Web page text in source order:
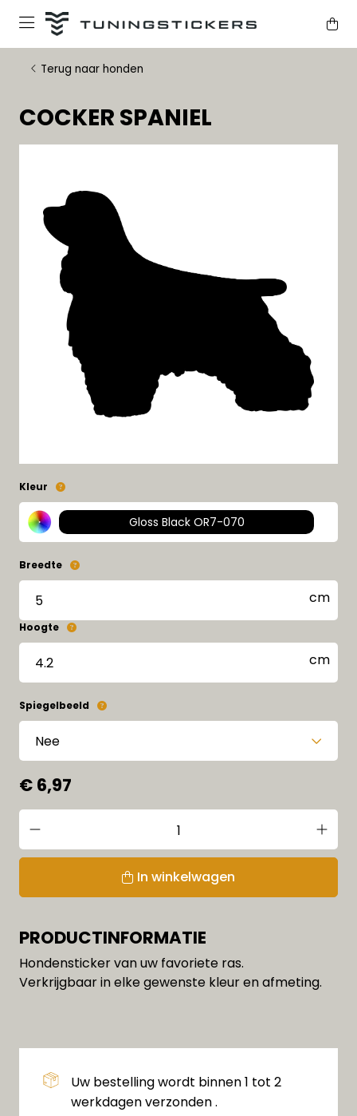
Terug naar honden
COCKER SPANIEL
Kleur
Gloss Black OR7-070
Breedte
Hoogte
Spiegelbeeld
€ 6,97
In winkelwagen
PRODUCTINFORMATIE
Hondensticker van uw favoriete ras.
Verkrijgbaar in elke gewenste kleur en afmeting.
Uw bestelling wordt binnen 1 tot 2
werkdagen verzonden .